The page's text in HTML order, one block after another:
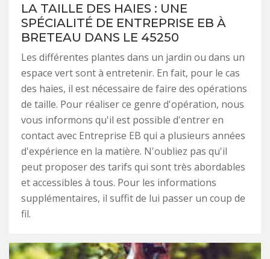
LA TAILLE DES HAIES : UNE
SPÉCIALITÉ DE ENTREPRISE EB À
BRETEAU DANS LE 45250
Les différentes plantes dans un jardin ou dans un
espace vert sont à entretenir. En fait, pour le cas
des haies, il est nécessaire de faire des opérations
de taille. Pour réaliser ce genre d'opération, nous
vous informons qu'il est possible d'entrer en
contact avec Entreprise EB qui a plusieurs années
d'expérience en la matière. N'oubliez pas qu'il
peut proposer des tarifs qui sont très abordables
et accessibles à tous. Pour les informations
supplémentaires, il suffit de lui passer un coup de
fil.